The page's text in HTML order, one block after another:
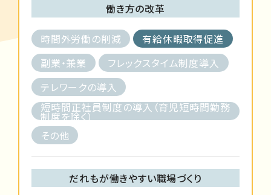
働き方の改革
時間外労働の削減
有給休暇取得促進
副業・兼業
フレックスタイム制度導入
テレワークの導入
短時間正社員制度の導入（育児短時間勤務
制度を除く）
その他
だれもが働きやすい職場づくり